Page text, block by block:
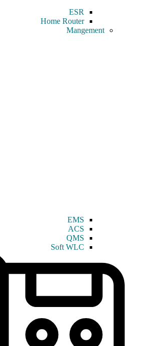
ESR
Home Router
Mangement
EMS
ACS
QMS
Soft WLC